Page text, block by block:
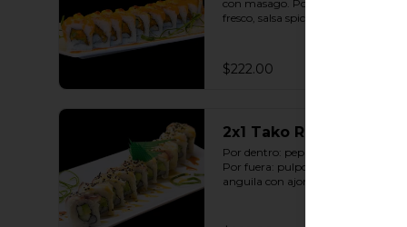
con masago. Por fuera: salmón
fresco, salsa spicy con sriracha (10
$222.00
2x1 Tako Roll
Por dentro: pepino y aguacate.
Por fuera: pulpo, queso y salsa de
anguila con ajonjolí (10 pzas. por